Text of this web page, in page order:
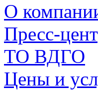
О
Пресс-
TO ВДГО
Цены и